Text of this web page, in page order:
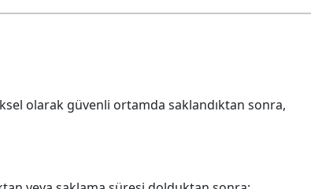
olarak güvenli ortamda saklandıktan sonra,